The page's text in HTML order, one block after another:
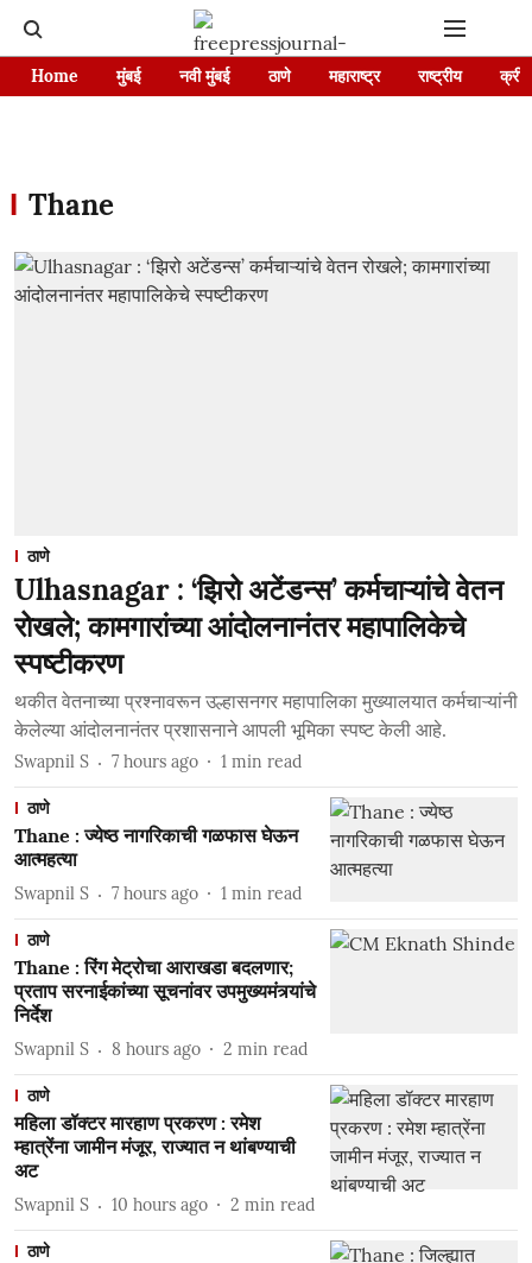
Home मुंबई नवी मुंबई ठाणे महाराष्ट्र राष्ट्रीय
Thane
ठाणे
Ulhasnagar : ‘झिरो अटेंडन्स’ कर्मचाऱ्यांचे वेतन
रोखले; कामगारांच्या आंदोलनानंतर महापालिकेचे
स्पष्टीकरण
थकीत वेतनाच्या प्रश्नावरून उल्हासनगर महापालिका मुख्यालयात कर्मचाऱ्यांनी
केलेल्या आंदोलनानंतर प्रशासनाने आपली भूमिका स्पष्ट केली आहे.
Swapnil S 7 hours ago 1 min read
ठाणे
Thane : ज्येष्ठ नागरिकाची गळफास घेऊन
आत्महत्या
Swapnil S 7 hours ago 1 min read
ठाणे
Thane : रिंग मेट्रोचा आराखडा बदलणार;
प्रताप सरनाईकांच्या सूचनांवर उपमुख्यमंत्र्यांचे
निर्देश
Swapnil S 8 hours ago 2 min read
ठाणे
महिला डॉक्टर मारहाण प्रकरण : रमेश
म्हात्रेंना जामीन मंजूर, राज्यात न थांबण्याची
अट
Swapnil S 10 hours ago 2 min read
ठाणे